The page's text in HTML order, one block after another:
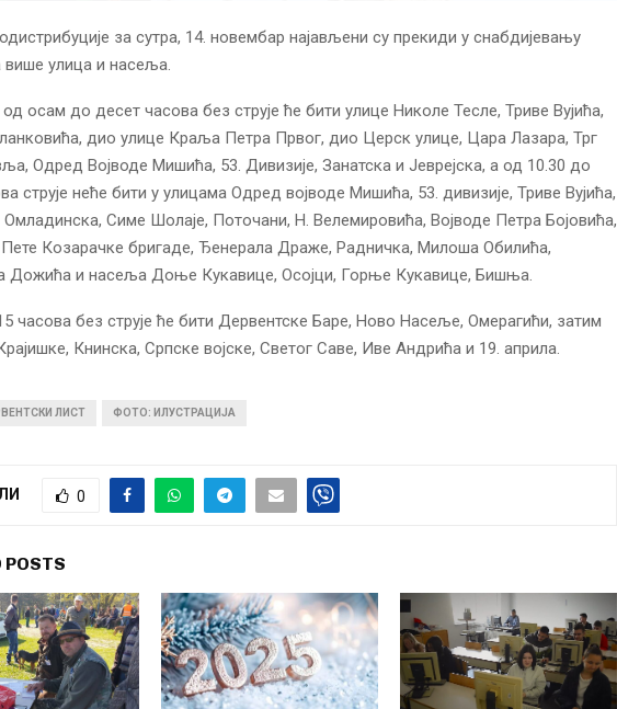
за сутра, 14. новембар најављени су прекиди у снабдијевању
више улица и насеља.
осам до десет часова без струје ће бити улице Николе Тесле, Триве Вујића,
дио улице Краља Петра Првог, дио Церск улице, Цара Лазара, Трг
Одред Војводе Мишића, 53. Дивизије, Занатска и Јеврејска, а од 10.30 до
струје неће бити у улицама Одред војводе Мишића, 53. дивизије, Триве Вујића,
Симе Шолаје, Поточани, Н. Велемировића, Војводе Петра Бојовића,
Козарачке бригаде, Ђенерала Драже, Радничка, Милоша Обилића,
Дожића и насеља Доње Кукавице, Осојци, Горње Кукавице, Бишња.
часова без струје ће бити Дервентске Баре, Ново Насеље, Омерагићи, затим
Книнска, Српске војске, Светог Саве, Иве Андрића и 19. априла.
ЛИСТ ФОТО: ИЛУСТРАЦИЈА
0
POSTS